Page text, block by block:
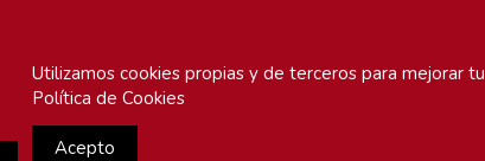
Utilizamos cookies propias y de terceros para mejorar
Política de Cookies
Acepto